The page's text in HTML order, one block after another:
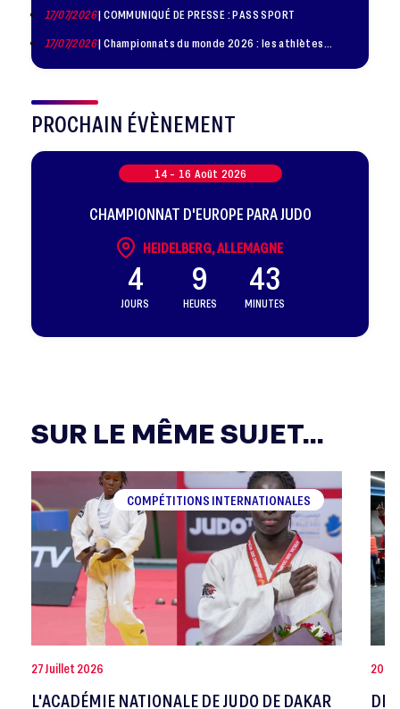
17/07/2026| COMMUNIQUÉ DE PRESSE : PASS SPORT
17/07/2026| Championnats du monde 2026 : les athlètes
PROCHAIN ÉVÈNEMENT
14 - 16 Août 2026
CHAMPIONNAT D'EUROPE PARA JUDO
HEIDELBERG, ALLEMAGNE
4
JOURS
9
HEURES
43
MINUTES
SUR LE MÊME SUJET...
COMPÉTITIONS INTERNATIONALES
27 Juillet 2026
L'ACADÉMIE NATIONALE DE JUDO DE DAKAR
20